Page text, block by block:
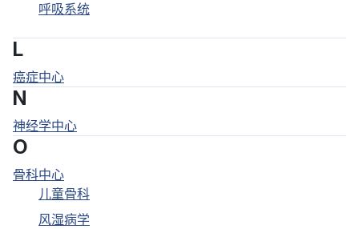
呼吸系统
L
癌症中心
N
神经学中心
O
骨科中心
儿童骨科
风湿病学